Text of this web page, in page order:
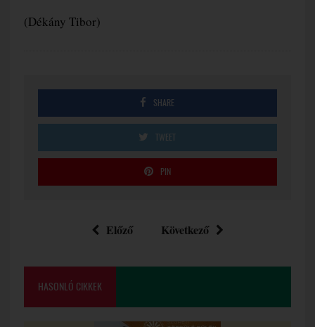
(Dékány Tibor)
SHARE
TWEET
PIN
Előző Következő
HASONLÓ CIKKEK